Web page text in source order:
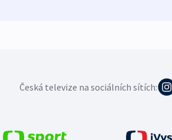
Česká televize na sociálních sítích: